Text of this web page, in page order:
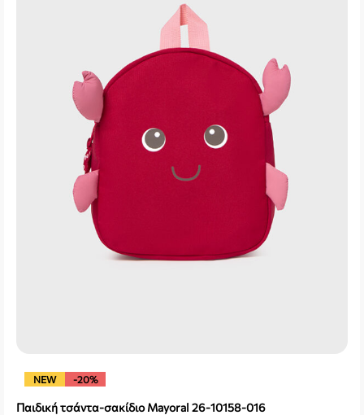
NEW -20%
Παιδική τσάντα-σακίδιο Mayoral 26-10158-016